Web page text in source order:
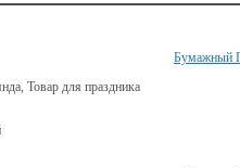
Бумажный
Товар для праздника